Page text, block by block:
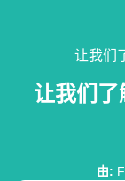
让我们
让我们
由: